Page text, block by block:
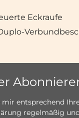
Eckraufe
mir entsprechend
regelmäßig